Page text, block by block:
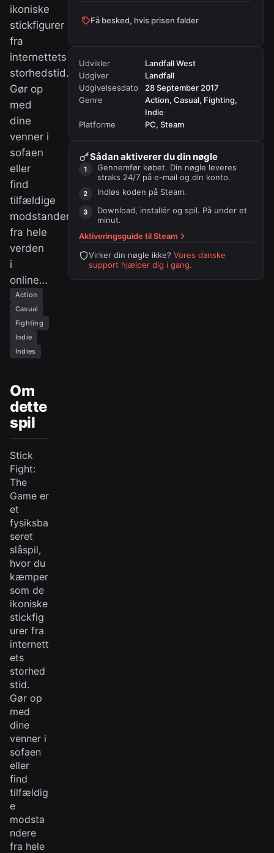
ikoniske
stickfigurer
fra
internettets
storhedstid.
Gør op
med
dine
venner i
sofaen
eller
find
tilfældige
modstandere
fra hele
verden
i
online…
Action
Casual
Fighting
Indie
Indies
Få besked, hvis prisen falder
Udvikler
Landfall West
Udgiver
Landfall
Udgivelsesdato
28 September 2017
Genre
Action, Casual, Fighting,
Indie
Platforme
PC, Steam
Sådan aktiverer du din nøgle
Gennemfør købet. Din nøgle leveres
straks 24/7 på e-mail og din konto.
Indløs koden på Steam.
Download, installér og spil. På under et
minut.
Aktiveringsguide tilSteam
Virker din nøgle ikke? Vores danske
support hjælper dig i gang.
Om
dette
spil
Stick
Fight:
The
Game er
et
fysiksba
seret
slåspil,
hvor du
kæmper
som de
ikoniske
stickfig
urer fra
internett
ets
storhed
stid.
Gør op
med
dine
venner i
sofaen
eller
find
tilfældig
e
modsta
ndere
fra hele